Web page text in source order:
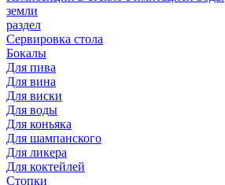
земли
раздел
Сервировка стола
Бокалы
Для пива
Для вина
Для виски
Для воды
Для коньяка
Для шампанского
Для ликера
Для коктейлей
Стопки